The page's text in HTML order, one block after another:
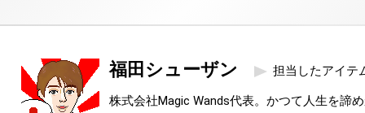
福田シューザン 担当したアイテ
株式会社Magic Wands代表。かつて人生を諦